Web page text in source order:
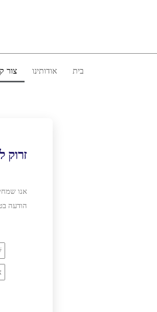
בית אודותינו צור
זרוק
אנו
הודעה